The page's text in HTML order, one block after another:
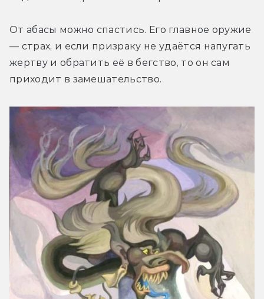
От абасы можно спастись. Его главное оружие
— страх, и если призраку не удаётся напугать
жертву и обратить её в бегство, то он сам
приходит в замешательство.